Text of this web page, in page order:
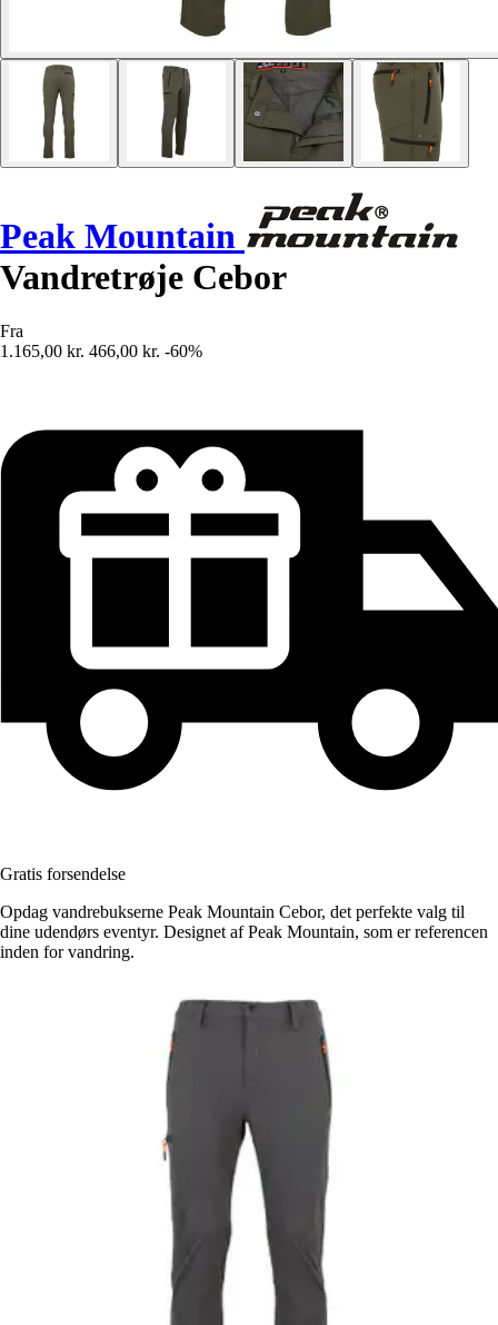
Peak Mountain
Vandretrøje Cebor
Fra
1.165,00 kr. 466,00 kr. -60%
Gratis forsendelse
Opdag vandrebukserne Peak Mountain Cebor, det perfekte valg til
dine udendørs eventyr. Designet af Peak Mountain, som er referencen
inden for vandring.